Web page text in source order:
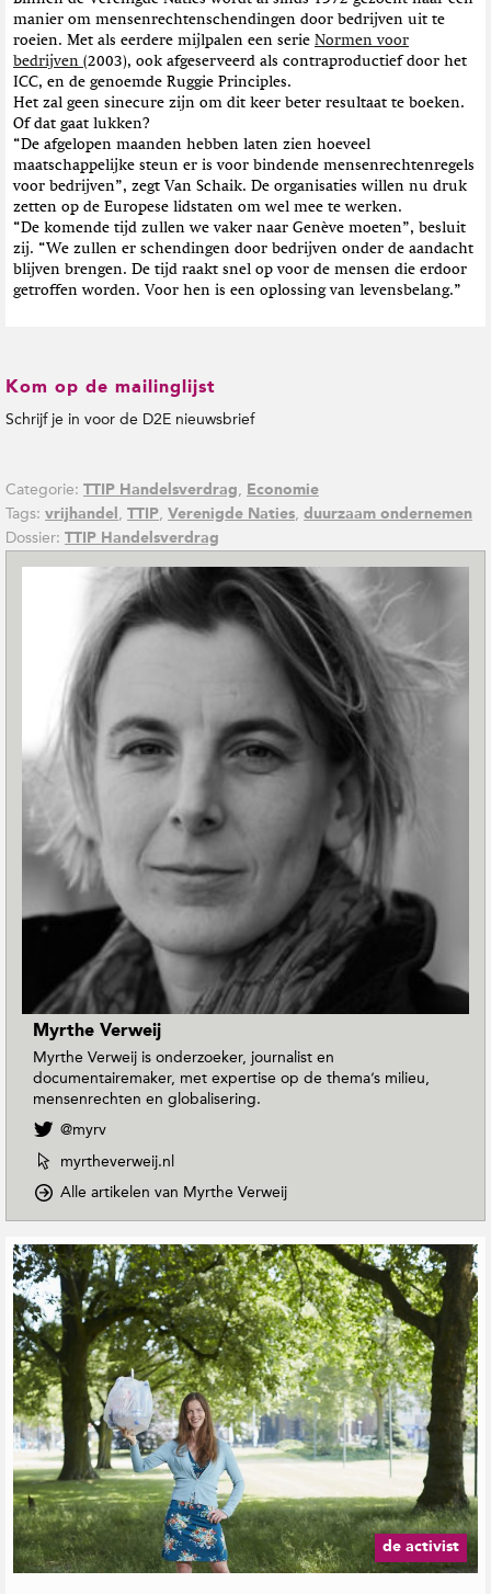
manier om mensenrechtenschendingen door bedrijven uit te
roeien. Met als eerdere mijlpalen een serie Normen voor
bedrijven (2003), ook afgeserveerd als contraproductief door het
ICC, en de genoemde Ruggie Principles.
Het zal geen sinecure zijn om dit keer beter resultaat te boeken.
Of dat gaat lukken?
“De afgelopen maanden hebben laten zien hoeveel
maatschappelijke steun er is voor bindende mensenrechtenregels
voor bedrijven”, zegt Van Schaik. De organisaties willen nu druk
zetten op de Europese lidstaten om wel mee te werken.
“De komende tijd zullen we vaker naar Genève moeten”, besluit
zij. “We zullen er schendingen door bedrijven onder de aandacht
blijven brengen. De tijd raakt snel op voor de mensen die erdoor
getroffen worden. Voor hen is een oplossing van levensbelang.”
Kom op de mailinglijst
Schrijf je in voor de D2E nieuwsbrief
Categorie: TTIP Handelsverdrag, Economie
Tags: vrijhandel , TTIP, Verenigde Naties, duurzaam ondernemen
Dossier: TTIP Handelsverdrag
Myrthe Verweij
Myrthe Verweij is onderzoeker, journalist en
documentairemaker, met expertise op de thema’s milieu,
mensenrechten en globalisering.
V
l
g
r
t
h
e
V
e
r
w
e
i
j
o
p
T
w
i
@myrv
W
b
s
i
t
e
v
a
n
M
y
r
t
h
e
V
e
r
w
e
myrtheverweij.nl
Alle artikelen van Myrthe Verweijo
o
w
n
T
o
E
a
r
t
h
M
g
a
z
i
G
e
e
a
e
e
d
e
b
de activist